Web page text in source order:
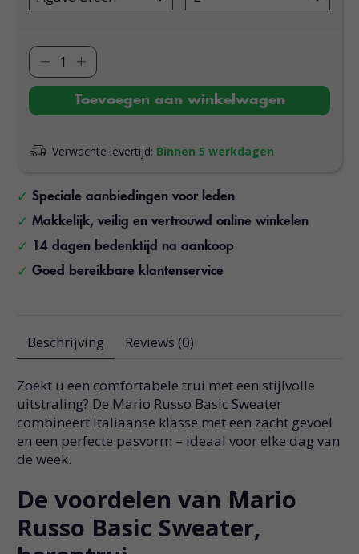
Toevoegen aan winkelwagen
Verwachte levertijd: Binnen 5 werkdagen
Speciale aanbiedingen voor leden
Makkelijk, veilig en vertrouwd online winkelen
14 dagen bedenktijd na aankoop
Goed bereikbare klantenservice
Beschrijving Reviews (0)
Zoekt u een comfortabele trui met een stijlvolle
uitstraling? De Mario Russo Basic Sweater
combineert Italiaanse klasse met een zacht gevoel
en een perfecte pasvorm – ideaal voor elke dag van
de week.
De voordelen van Mario
Russo Basic Sweater,